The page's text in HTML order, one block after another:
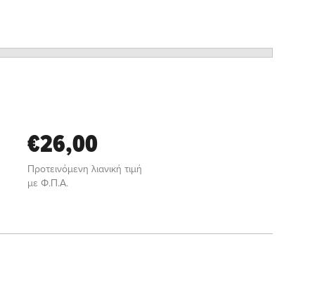
€26,00
Προτεινόμενη λιανική τιμή
με Φ.Π.Α.